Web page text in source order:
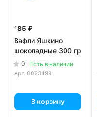
185 ₽
Вафли Яшкино
шоколадные 300 гр
0
Есть в наличии
Арт. 0023199
В корзину